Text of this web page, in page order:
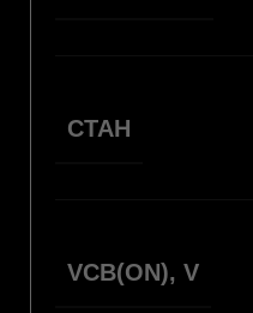
СТАН
VCB(ON), V